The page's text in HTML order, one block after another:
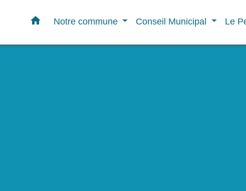
home Notre commune Conseil Municipal Le